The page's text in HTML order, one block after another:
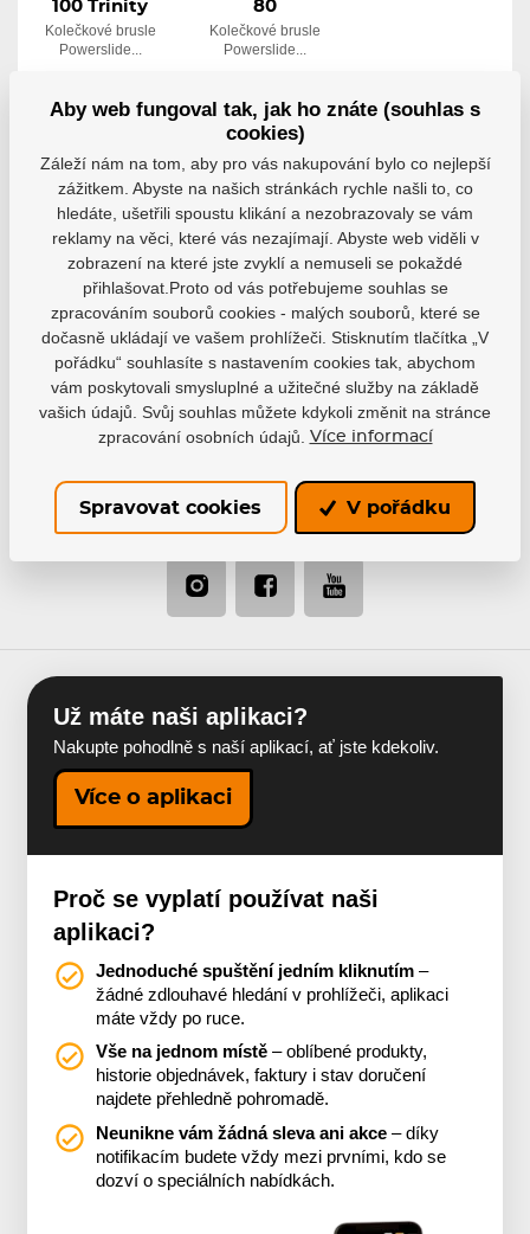
100 Trinity
Kolečkové brusle
Powerslide...
9 400 Kč
Detail
80
Kolečkové brusle
Powerslide...
3 995 Kč
2 689 Kč
Detail
Buďte s námi v kontaktu
Rádi vám pomůžeme s výběrem nebo doporučíme
nejvhodnější řešení.
info@hejduksport.cz
+420 733 132 833
Už máte naši aplikaci?
Nakupte pohodlně s naší aplikací, ať jste kdekoliv.
Více o aplikaci
Proč se vyplatí používat naši
aplikaci?
Jednoduché spuštění jedním kliknutím –
žádné zdlouhavé hledání v prohlížeči, aplikaci
máte vždy po ruce.
Vše na jednom místě – oblíbené produkty,
historie objednávek, faktury i stav doručení
najdete přehledně pohromadě.
Neunikne vám žádná sleva ani akce – díky
notifikacím budete vždy mezi prvními, kdo se
dozví o speciálních nabídkách.
Aby web fungoval tak, jak ho znáte (souhlas s
cookies)
Záleží nám na tom, aby pro vás nakupování bylo co nejlepší
zážitkem. Abyste na našich stránkách rychle našli to, co
hledáte, ušetřili spoustu klikání a nezobrazovaly se vám
reklamy na věci, které vás nezajímají. Abyste web viděli v
zobrazení na které jste zvyklí a nemuseli se pokaždé
přihlašovat.Proto od vás potřebujeme souhlas se
zpracováním souborů cookies - malých souborů, které se
dočasně ukládají ve vašem prohlížeči. Stisknutím tlačítka „V
pořádku“ souhlasíte s nastavením cookies tak, abychom
vám poskytovali smysluplné a užitečné služby na základě
vašich údajů. Svůj souhlas můžete kdykoli změnit na stránce
zpracování osobních údajů.
Více informací
Spravovat cookies V pořádku